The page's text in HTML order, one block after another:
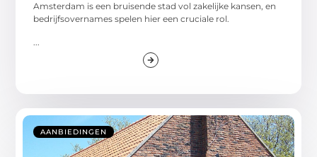
Amsterdam is een bruisende stad vol zakelijke kansen, en
bedrijfsovernames spelen hier een cruciale rol.
AANBIEDINGEN